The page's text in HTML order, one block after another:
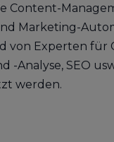
Content-
Marketing-
von Experten für
-Analyse, SEO
werden.